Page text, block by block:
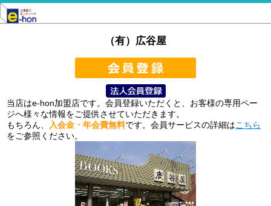
（有）広谷屋
当店はe-hon加盟店です。会員登録いただくと、お客様の専用ペー
ジへ様々な情報をご提供させていただきます。
もちろん、
入会金・年会費無料です。会員サービスの詳細はこちら
をご参照ください。